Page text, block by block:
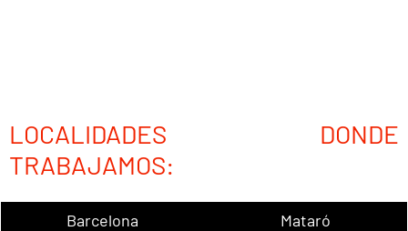
LOCALIDADES DONDE
TRABAJAMOS:
Barcelona
Mataró